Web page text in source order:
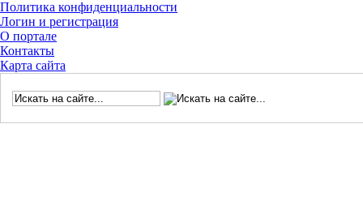
Политика конфиденциальности
Логин и регистрация
О портале
Контакты
Карта сайта